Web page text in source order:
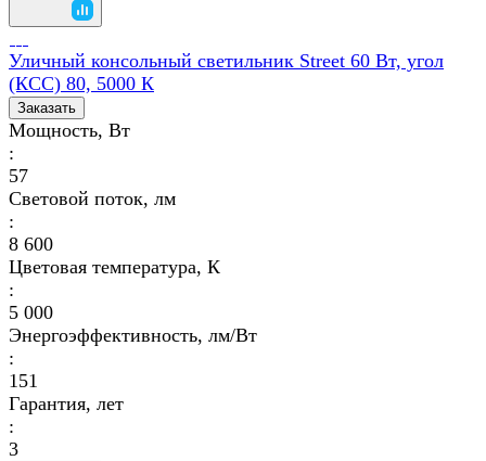
Уличный консольный светильник Street 60 Вт, угол
(КСС) 80, 5000 К
Заказать
Мощность, Вт
:
57
Световой поток, лм
:
8 600
Цветовая температура, К
:
5 000
Энергоэффективность, лм/Вт
:
151
Гарантия, лет
:
3